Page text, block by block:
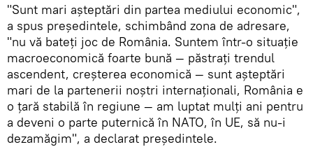
"Sunt mari așteptări din partea mediului economic",
a spus președintele, schimbând zona de adresare,
"nu vă bateți joc de România. Suntem într-o situație
macroeconomică foarte bună — păstrați trendul
ascendent, creșterea economică — sunt așteptări
mari de la partenerii noștri internaționali, România e
o țară stabilă în regiune — am luptat mulți ani pentru
a deveni o parte puternică în NATO, în UE, să nu-i
dezamăgim", a declarat președintele.